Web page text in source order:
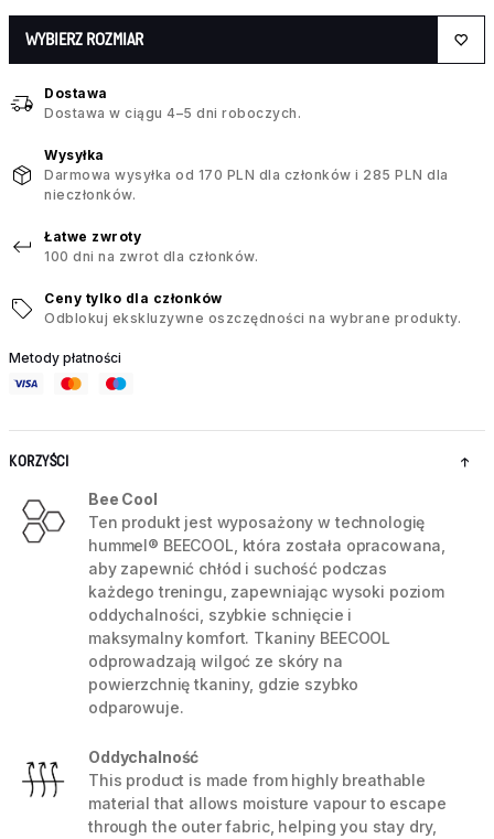
WYBIERZ ROZMIAR
Dostawa
Dostawa w ciągu 4–5 dni roboczych.
Wysyłka
Darmowa wysyłka od 170 PLN dla członków i 285 PLN dla
nieczłonków.
Łatwe zwroty
100 dni na zwrot dla członków.
Ceny tylko dla członków
Odblokuj ekskluzywne oszczędności na wybrane produkty.
Metody płatności
KORZYŚCI
Bee Cool
Ten produkt jest wyposażony w technologię
hummel® BEECOOL, która została opracowana,
aby zapewnić chłód i suchość podczas
każdego treningu, zapewniając wysoki poziom
oddychalności, szybkie schnięcie i
maksymalny komfort. Tkaniny BEECOOL
odprowadzają wilgoć ze skóry na
powierzchnię tkaniny, gdzie szybko
odparowuje.
Oddychalność
This product is made from highly breathable
material that allows moisture vapour to escape
through the outer fabric, helping you stay dry,